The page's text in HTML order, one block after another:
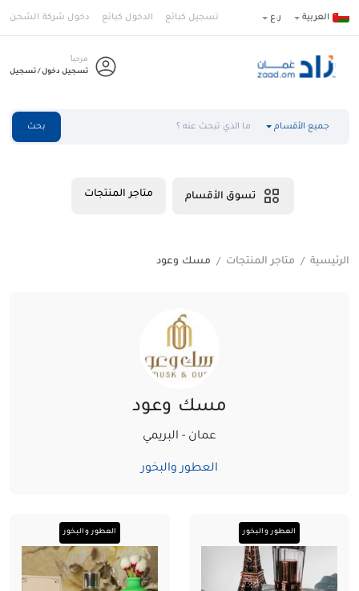
العربية ر.ع تسجيل كبائع الدخول كبائع دخول شركة الشحن
مرحباً
تسجيل دخول / تسجيل
جميع الأقسام بحث
تسوق الأقسام متاجر المنتجات
الرئيسية / متاجر المنتجات / مسك وعود
مسك وعود
عمان - البريمي‏
العطور والبخور
العطور والبخور العطور والبخور